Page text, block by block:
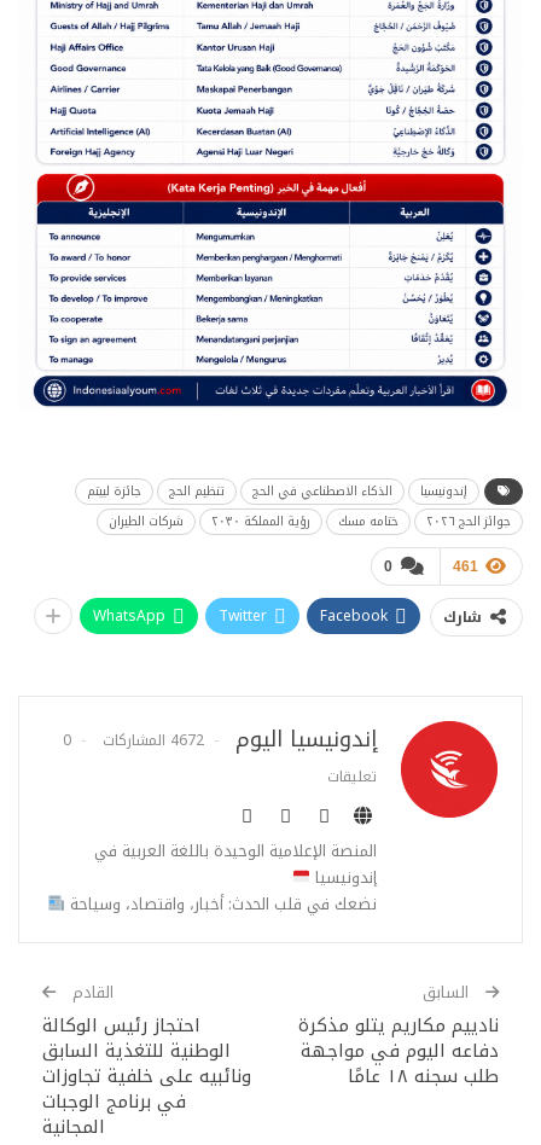
إندونيسيا الذكاء الاصطناعي في الحج تنظيم الحج
جائزة لبيتم
جوائز الحج ٢٠٢٦
ختامه مسك رؤية المملكة ٢٠٣٠ شركات الطيران
0 461
شارك Facebook
Twitter
WhatsApp
إندونيسيا اليوم 4672 المشاركات
0
تعليقات
المنصة الإعلامية الوحيدة باللغة العربية في
إندونيسيا
نضعك في قلب الحدث: أخبار، واقتصاد، وسياحة
السابق
نادييم مكاريم يتلو مذكرة
دفاعه اليوم في مواجهة
طلب سجنه ١٨ عامًا
القادم
احتجاز رئيس الوكالة
الوطنية للتغذية السابق
ونائبيه على خلفية تجاوزات
في برنامج الوجبات
المجانية